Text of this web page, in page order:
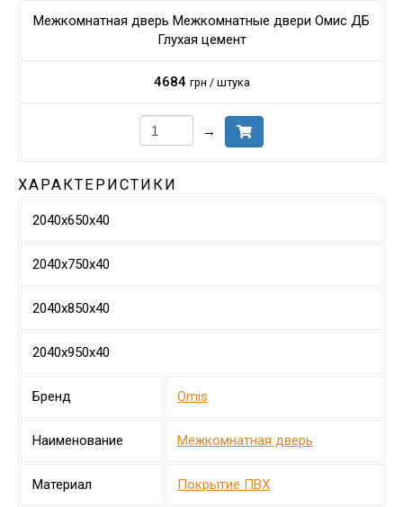
Межкомнатная дверь Межкомнатные двери Омис ДБ
Глухая цемент
4684 грн / штука
→
ХАРАКТЕРИСТИКИ
2040х650х40
2040х750х40
2040х850х40
2040х950х40
Бренд Omis
Наименование Межкомнатная дверь
Материал Покрытие ПВХ